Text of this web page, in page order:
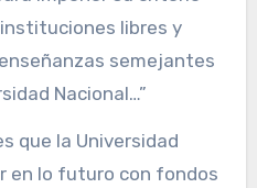
libres y
semejantes
Nacional…”
que la Universidad
en lo futuro con fondos